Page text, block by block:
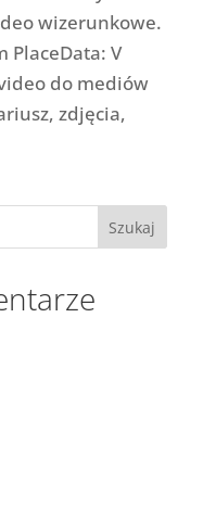
wizerunkowe.
PlaceData: V
do mediów
zdjęcia,